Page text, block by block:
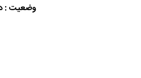
وضعیت :